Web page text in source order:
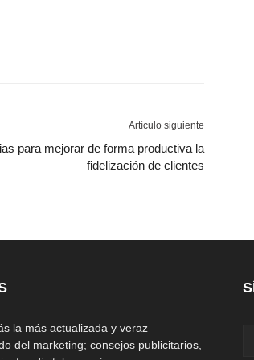
Artículo siguiente
para mejorar de forma productiva la
fidelización de clientes
la más actualizada y veraz
del marketing; consejos publicitarios,